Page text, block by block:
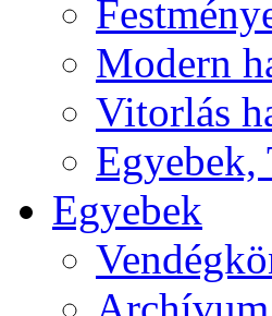
Modern
Vitorlás
Egyebek,
Egyebek